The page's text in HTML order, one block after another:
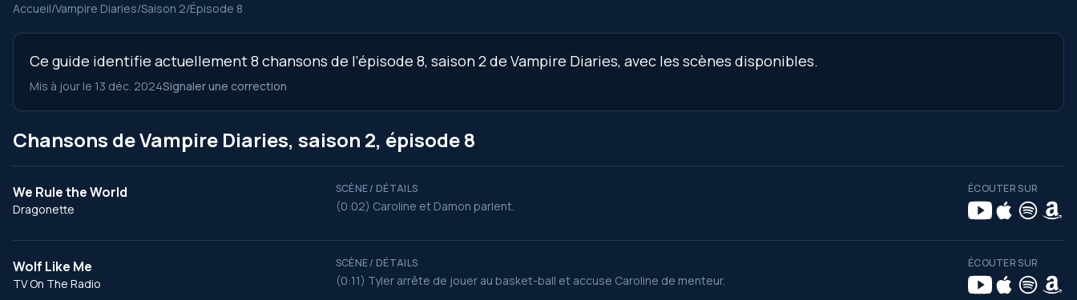
Accueil/Vampire Diaries/Saison 2/Épisode 8
Ce guide identifie actuellement 8 chansons de l’épisode 8, saison 2 de Vampire Diaries, avec les scènes disponibles.
Mis à jour le 13 déc. 2024Signaler une correction
Chansons de Vampire Diaries, saison 2, épisode 8
We Rule the World
Dragonette
SCÈNE / DÉTAILS
(0:02) Caroline et Damon parlent.
ÉCOUTER SUR
Wolf Like Me
TV On The Radio
SCÈNE / DÉTAILS
(0:11) Tyler arrête de jouer au basket-ball et accuse Caroline de menteur.
ÉCOUTER SUR